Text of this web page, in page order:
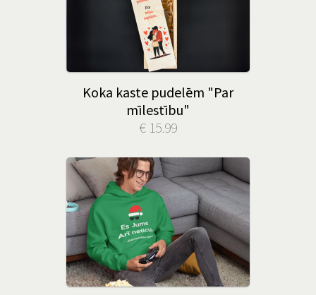
Koka kaste pudelēm "Par
mīlestību"
€ 15.99